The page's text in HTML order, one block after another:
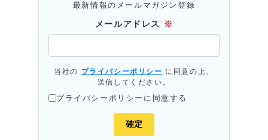
最新情報のメールマガジン登録
メールアドレス ※
当社の プライバシーポリシー に同意の上、
送信してください。
プライバシーポリシーに同意する